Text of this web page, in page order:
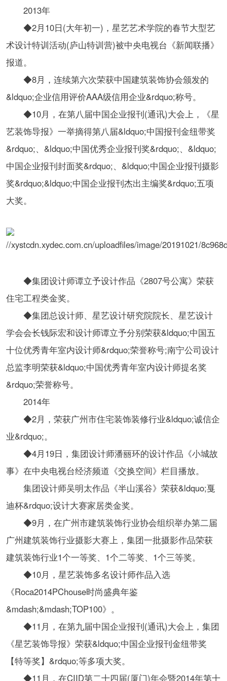
2013年
◆2月10日(大年初一)，星艺艺术学院的春节大型艺
术设计特训活动(庐山特训营)被中央电视台《新闻联播》
报道。
◆8月，连续第六次荣获中国建筑装饰协会颁发的
&ldquo;企业信用评价AAA级信用企业&rdquo;称号。
◆10月，在第八届中国企业报刊(通讯)大会上，《星
艺装饰导报》一举摘得第八届&ldquo;中国报刊金纽带奖
&rdquo;、&ldquo;中国优秀企业报刊奖&rdquo;、&ldquo;
中国企业报刊封面奖&rdquo;、&ldquo;中国企业报刊摄影
奖&rdquo;&ldquo;中国企业报刊杰出主编奖&rdquo;五项
大奖。
◆集团设计师谭立予设计作品《2807号公寓》荣获
住宅工程类金奖。
◆集团总设计师、星艺设计研究院院长、星艺设计
学会会长钱际宏和设计师谭立予分别荣获&ldquo;中国五
十位优秀青年室内设计师&rdquo;荣誉称号;南宁公司设计
总监李明荣获&ldquo;中国优秀青年室内设计师提名奖
&rdquo;荣誉称号。
2014年
◆2月，荣获广州市住宅装饰装修行业&ldquo;诚信企
业&rdquo;。
◆4月19日，集团设计师潘丽环的设计作品《小城故
事》在中央电视台经济频道《交换空间》栏目播放。
集团设计师吴明太作品《半山溪谷》荣获&ldquo;戛
迪杯&rdquo;设计大赛家居类金奖。
◆9月，在广州市建筑装饰行业协会组织举办第二届
广州建筑装饰行业摄影大赛上，集团一批摄影作品荣获
建筑装饰行业1个一等奖、1个二等奖、1个三等奖。
◆10月，星艺装饰多名设计师作品入选
《Roca2014PChouse时尚盛典年鉴
&mdash;&mdash;TOP100》。
◆11月，在第九届中国企业报刊(通讯)大会上，集团
《星艺装饰导报》荣获&ldquo;中国企业报刊金纽带奖
【特等奖】&rdquo;等多项大奖。
◆11月，在CIID第二十四届(厦门)年会暨2014年第十